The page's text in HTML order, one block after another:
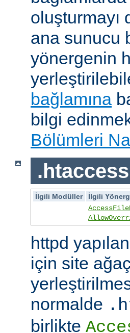
oluşturmayı
ana sunucu
yönergenin
bağlamına
bilgi
Bölümleri
İlgili Modüller
İlgili
httpd
için site
normalde
birlikte